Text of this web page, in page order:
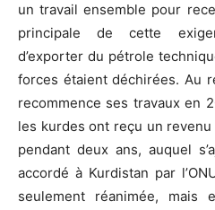
un travail ensemble pour
principale de cette
d’exporter du pétrole
forces étaient déchirées. Au
recommence ses travaux en
les kurdes ont reçu un
pendant deux ans, auquel
accordé à Kurdistan par
seulement réanimée, mais